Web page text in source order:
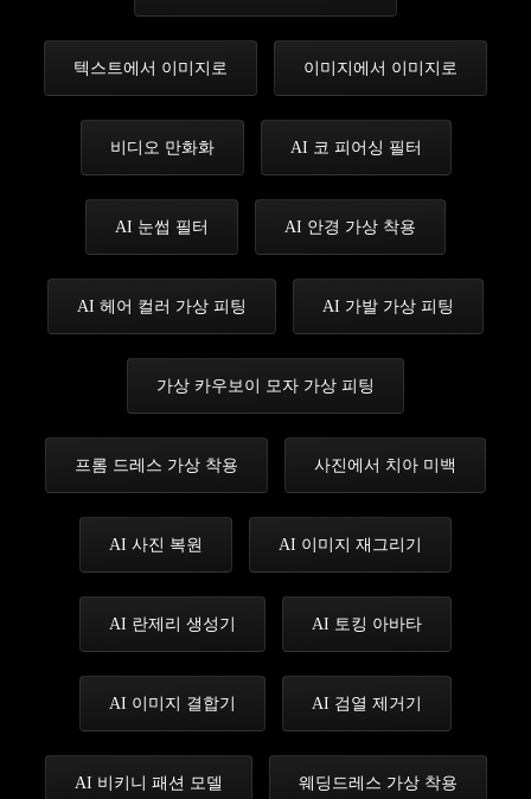
텍스트에서 이미지로 이미지에서 이미지로
비디오 만화화 AI 코 피어싱 필터
AI 눈썹 필터 AI 안경 가상 착용
AI 헤어 컬러 가상 피팅 AI 가발 가상 피팅
가상 카우보이 모자 가상 피팅
프롬 드레스 가상 착용 사진에서 치아 미백
AI 사진 복원 AI 이미지 재그리기
AI 란제리 생성기 AI 토킹 아바타
AI 이미지 결합기 AI 검열 제거기
AI 비키니 패션 모델 웨딩드레스 가상 착용